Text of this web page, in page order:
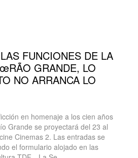
FUNCIONES DE LA
GRANDE, LO
NO ARRANCA LO
en homenaje a los cien años
Grande se proyectará del 23 al
Cinemas 2. Las entradas se
el formulario alojado en las